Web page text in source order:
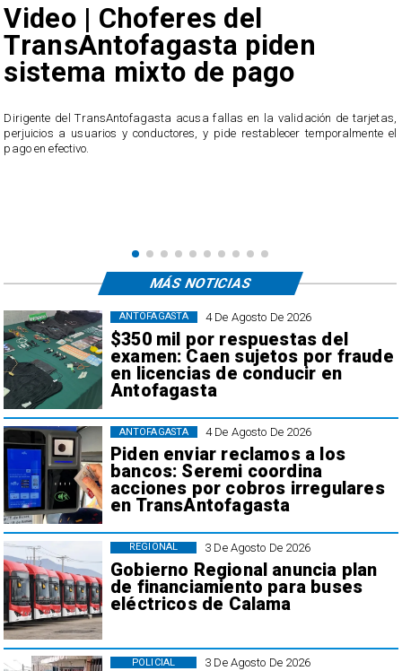
Video | Choferes del
TransAntofagasta piden
sistema mixto de pago
​Dirigente del TransAntofagasta acusa fallas en la validación de tarjetas,
perjuicios a usuarios y conductores, y pide restablecer temporalmente el
pago en efectivo.
4 De Agosto De 2026
$350 mil por respuestas del
examen: Caen sujetos por fraude
en licencias de conducir en
Antofagasta
ANTOFAGASTA
4 De Agosto De 2026
Piden enviar reclamos a los
bancos: Seremi coordina
acciones por cobros irregulares
en TransAntofagasta
ANTOFAGASTA
3 De Agosto De 2026
Gobierno Regional anuncia plan
de financiamiento para buses
eléctricos de Calama
REGIONAL
3 De Agosto De 2026
POLICIAL
MÁS NOTICIAS